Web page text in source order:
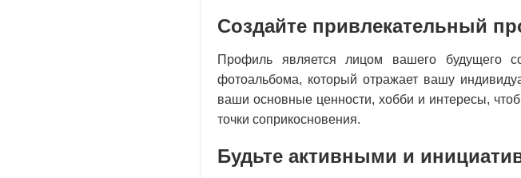
Создайте привлекательный
Профиль является лицом вашего будущего
фотоальбома, который отражает вашу
ваши основные ценности, хобби и интересы,
точки соприкосновения.
Будьте активными и